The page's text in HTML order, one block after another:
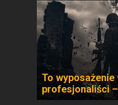
To wyposażenie
profesjonaliści